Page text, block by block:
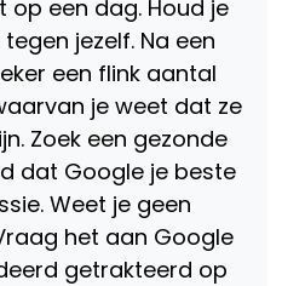
op een dag. Houd je
jezelf. Na een
een flink aantal
je weet dat ze
Zoek een gezonde
dat Google je beste
Weet je geen
het aan Google
getrakteerd op